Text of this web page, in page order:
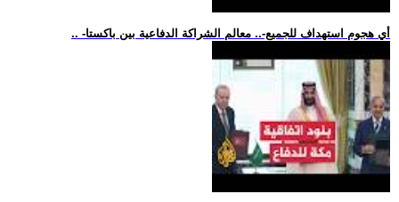
.. -أي هجوم استهداف للجميع-.. معالم الشراكة الدفاعية بين باكستا